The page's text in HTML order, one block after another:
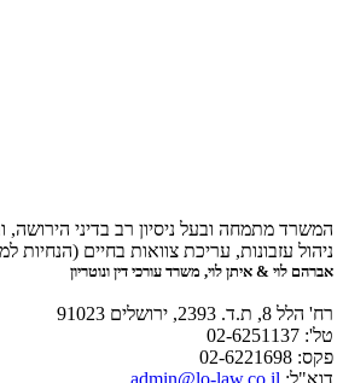
המשרד מתמחה ובעל ניסיון רב בדיני הירושה,
ניהול עזבונות, עריכת צוואות בחיים (הנחיות
אברהם לוי & איתן לוי, משרד עורכי דין ונוטריון
רח' הלל 8, ת.ד. 2393, ירושלים 91023
טל': 02-6251137
פקס: 02-6221698